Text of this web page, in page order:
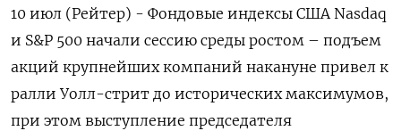
10 июл (Рейтер) - Фондовые индексы США Nasdaq
и S&P 500 начали сессию среды ростом – подъем
акций крупнейших компаний накануне привел к
ралли Уолл-стрит до исторических максимумов,
при этом выступление председателя